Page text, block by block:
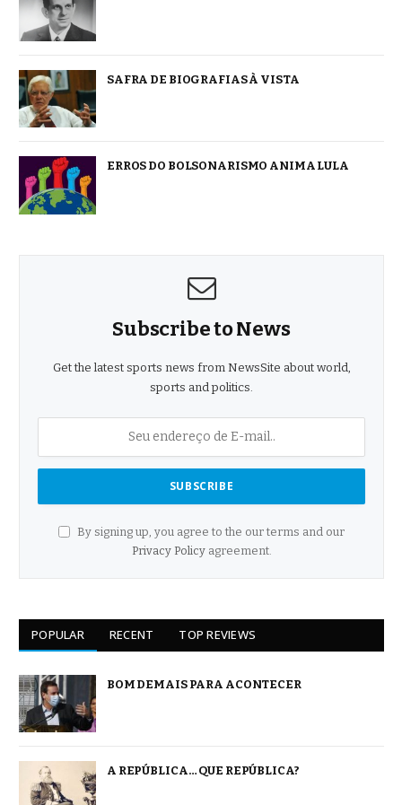
SAFRA DE BIOGRAFIAS À VISTA
ERROS DO BOLSONARISMO ANIMA LULA
Subscribe to News
Get the latest sports news from NewsSite about world,
sports and politics.
By signing up, you agree to the our terms and our
Privacy Policyagreement.
POPULAR RECENT TOP REVIEWS
BOM DEMAIS PARA ACONTECER
A REPÚBLICA… QUE REPÚBLICA?